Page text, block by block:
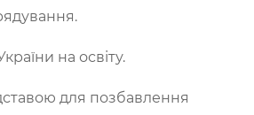
на освіту.
для позбавлення